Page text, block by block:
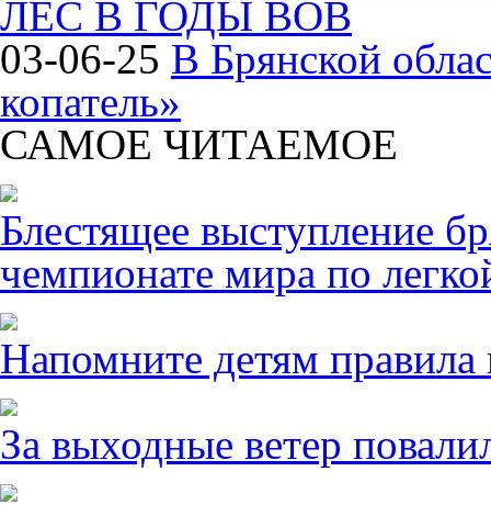
ЛЕС В ГОДЫ ВОВ
03-06-25 В Брянской
копатель»
САМОЕ ЧИТАЕМОЕ
Блестящее выступление
чемпионате мира по
Напомните детям правила
За выходные ветер